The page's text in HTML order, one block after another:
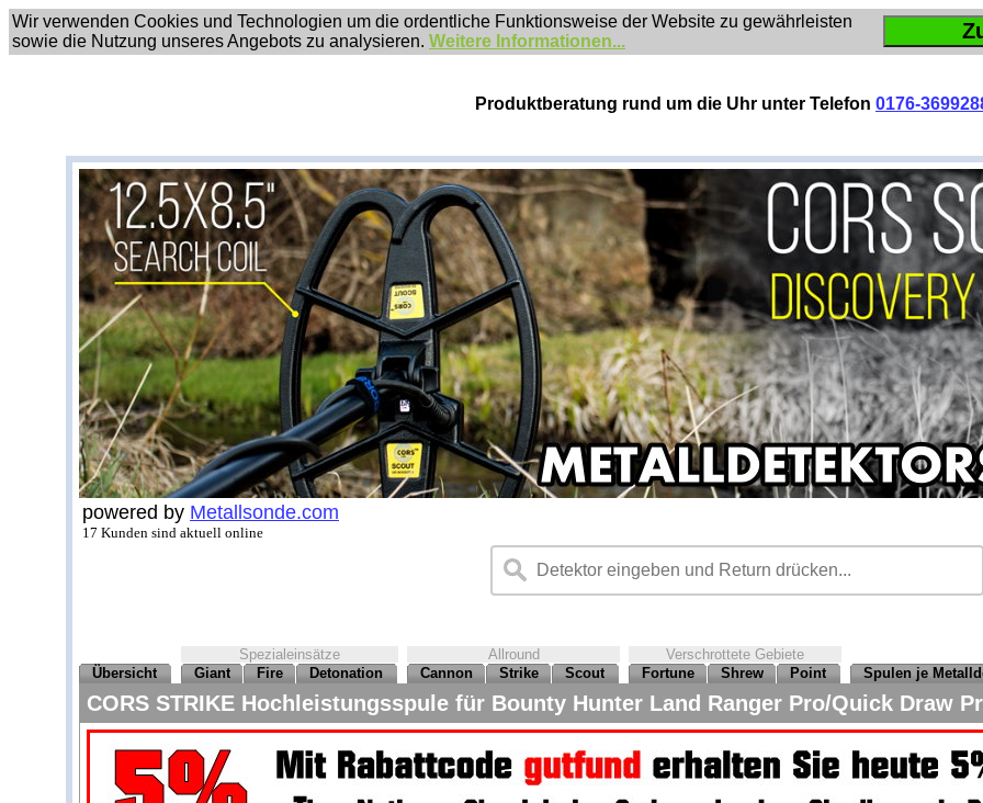
Wir verwenden Cookies und Technologien um die ordentliche Funktionsweise der Website zu gewährleisten
sowie die Nutzung unseres Angebots zu analysieren. Weitere Informationen...
Produktberatung rund um die Uhr unter Telefon 0176-
powered by Metallsonde.com
17 Kunden sind aktuell online
Spezialeinsätze Allround
Verschrottete Gebiete
Übersicht
Giant Fire Detonation Cannon Strike Scout Fortune Shrew Point Spulen je
CORS STRIKE Hochleistungsspule für Bounty Hunter Land Ranger Pro/Quick Draw